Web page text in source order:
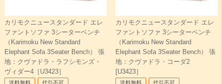
カリモクニュースタンダード エレ
ファントソファ 3シーターベンチ
（Karimoku New Standard
Elephant Sofa 3Seater Bench） 張
地：クヴァドラ・ラフシモンズ・
ヴィダー4［U3423］
送料無料 代引不可
カリモクニュースタンダード エレ
ファントソファ 3シーターベンチ
（Karimoku New Standard
Elephant Sofa 3Seater Bench） 張
地：クヴァドラ・コーダ2
[U3423］
送料無料 代引不可